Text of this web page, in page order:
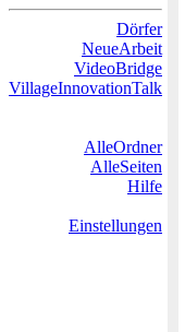
Dörfer
NeueArbeit
VideoBridge
VillageInnovationTalk
AlleOrdner
AlleSeiten
Hilfe
Einstellungen